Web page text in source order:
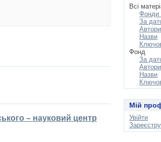
– науковий центр
Всі
Фонди
За
Автори
Назви
Фонд
За
Автори
Назви
Мій
Увійти